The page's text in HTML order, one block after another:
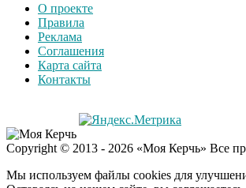
смеяться вы будете
Королева вагона
отожгла! Видео не
оставит равнодушным
О проекте
Правила
Реклама
Соглашения
Карта сайта
Контакты
Copyright © 2013 - 2026 «Моя Керчь» Все
Мы используем файлы cookies для